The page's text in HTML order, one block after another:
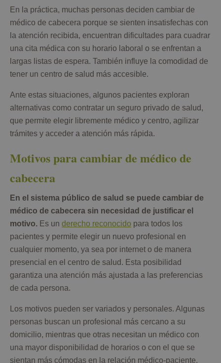
En la práctica, muchas personas deciden cambiar de
médico de cabecera porque se sienten insatisfechas con
la atención recibida, encuentran dificultades para cuadrar
una cita médica con su horario laboral o se enfrentan a
largas listas de espera. También influye la comodidad de
tener un centro de salud más accesible.
Ante estas situaciones, algunos pacientes exploran
alternativas como contratar un seguro privado de salud,
que permite elegir libremente médico y centro, agilizar
trámites y acceder a atención más rápida.
Motivos para cambiar de médico de
cabecera
En el sistema público de salud se puede cambiar de
médico de cabecera sin necesidad de justificar el
motivo. Es un derecho reconocido para todos los
pacientes y permite elegir un nuevo profesional en
cualquier momento, ya sea por internet o de manera
presencial en el centro de salud. Esta posibilidad
garantiza una atención más ajustada a las preferencias
de cada persona.
Los motivos pueden ser variados y personales. Algunas
personas buscan un profesional más cercano a su
domicilio, mientras que otras necesitan un médico con
una mayor disponibilidad de horarios o con el que se
sientan más cómodas en la relación médico-paciente.